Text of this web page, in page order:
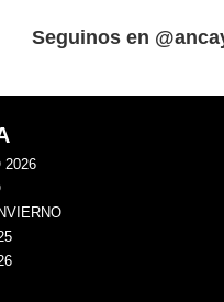
Seguinos en
2026